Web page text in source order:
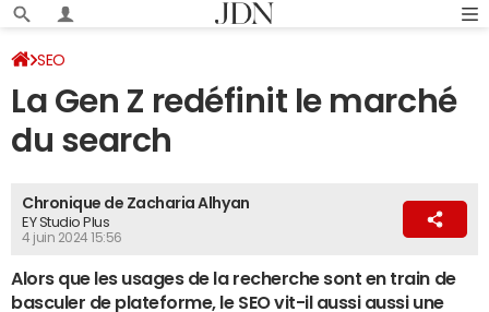
SEO
La Gen Z redéfinit le marché
du search
Chronique de Zacharia Alhyan
EY Studio Plus
4 juin 2024 15:56
Alors que les usages de la recherche sont en train de
basculer de plateforme, le SEO vit-il aussi aussi une